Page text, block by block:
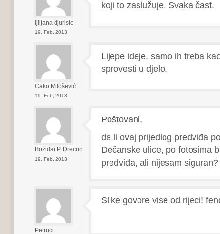
ljiljana djurisic
19. Feb, 2013
koji to zaslužuje. Svaka čast.
Cako Milošević
19. Feb, 2013
Lijepe ideje, samo ih treba
sprovesti u djelo.
Bozidar P. Drecun
19. Feb, 2013
Poštovani,
da li ovaj prijedlog predviđa
Dečanske ulice, po fotosima
predviđa, ali nijesam siguran?
Petruci
Slike govore vise od rijeci!